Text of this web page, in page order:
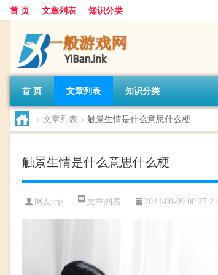
首 页 文章列表 知识分类
首 页 文章列表 知识分类
> 文章列表 > 触景生情是什么意思什么梗
触景生情是什么意思什么梗
网友:cjs 文章列表 2024-08-09 00:27:21